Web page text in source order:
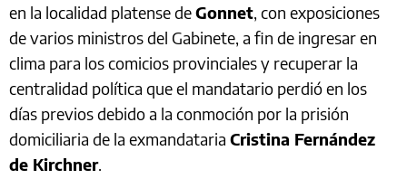
en la localidad platense deGonnet, con exposiciones
de varios ministros del Gabinete, a fin de ingresar en
clima para los comicios provinciales y recuperar la
centralidad política que el mandatario perdió en los
días previos debido a la conmoción por la prisión
domiciliaria de la exmandataria Cristina Fernández
de Kirchner.